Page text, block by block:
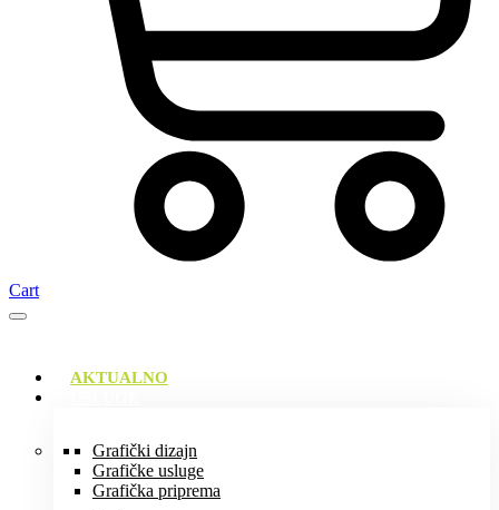
Cart
AKTUALNO
Grafički dizajn
Grafičke usluge
Grafička priprema